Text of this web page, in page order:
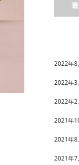
2022年8
2022年3
2022年2
2021年
2021年8
2021年7